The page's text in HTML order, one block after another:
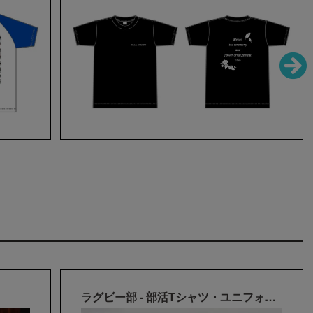
ラグビー部 - 部活Tシャツ・ユニフォーム